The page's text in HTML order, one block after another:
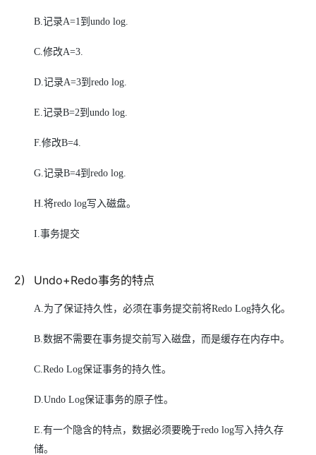
B.记录A=1到undo log.
C.修改A=3.
D.记录A=3到redo log.
E.记录B=2到undo log.
F.修改B=4.
G.记录B=4到redo log.
H.将redo log写入磁盘。
I.事务提交
2) Undo+Redo事务的特点
A.为了保证持久性，必须在事务提交前将Redo Log持久化。
B.数据不需要在事务提交前写入磁盘，而是缓存在内存中。
C.Redo Log保证事务的持久性。
D.Undo Log保证事务的原子性。
E.有一个隐含的特点，数据必须要晚于redo log写入持久存
储。